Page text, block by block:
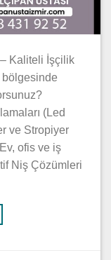
– Kaliteli İşçilik
bölgesinde
(Led
ve Stropiyer
ofis ve iş
Niş Çözümleri